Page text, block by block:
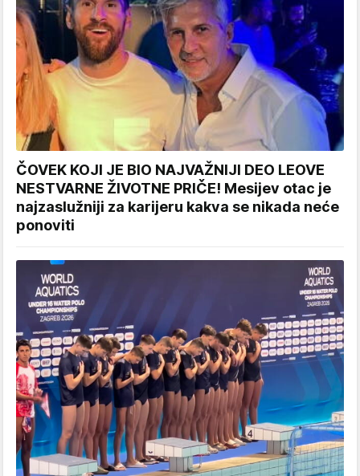
ČOVEK KOJI JE BIO NAJVAŽNIJI DEO LEOVE
NESTVARNE ŽIVOTNE PRIČE! Mesijev otac je
najzaslužniji za karijeru kakva se nikada neće
ponoviti